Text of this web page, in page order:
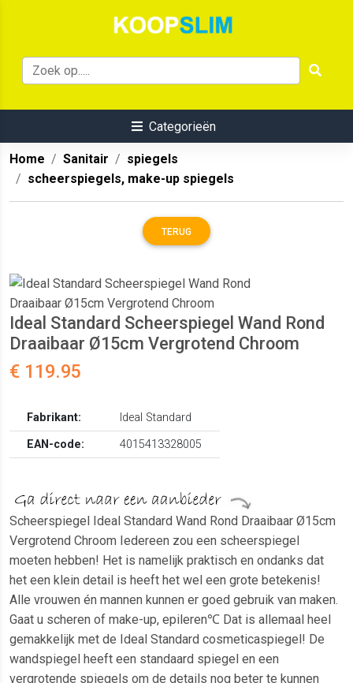
Categorieën
Home Sanitair
spiegels
scheerspiegels, make-up spiegels
TERUG
Ideal Standard Scheerspiegel Wand Rond
Draaibaar Ø15cm Vergrotend Chroom
€ 119.95
Fabrikant:
Ideal Standard
EAN-code:
4015413328005
Scheerspiegel Ideal Standard Wand Rond Draaibaar Ø15cm
Vergrotend Chroom Iedereen zou een scheerspiegel
moeten hebben! Het is namelijk praktisch en ondanks dat
het een klein detail is heeft het wel een grote betekenis!
Alle vrouwen én mannen kunnen er goed gebruik van maken.
Gaat u scheren of make-up, epileren℃ Dat is allemaal heel
gemakkelijk met de Ideal Standard cosmeticaspiegel! De
wandspiegel heeft een standaard spiegel en een
vergrotende spiegels om de details nog beter te kunnen